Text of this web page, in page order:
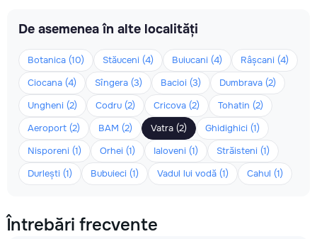
De asemenea în alte localități
Botanica (10) Stăuceni (4) Buiucani (4)
Râșcani (4)
Ciocana (4)
Sîngera (3) Bacioi (3)
Dumbrava (2)
Ungheni (2)
Codru (2) Cricova (2)
Tohatin (2)
Aeroport (2)
BAM (2) Vatra (2)
Ghidighici (1)
Nisporeni (1)
Orhei (1) Ialoveni (1)
Străisteni (1)
Durlești (1)
Bubuieci (1) Vadul lui vodă (1) Cahul (1)
Întrebări frecvente